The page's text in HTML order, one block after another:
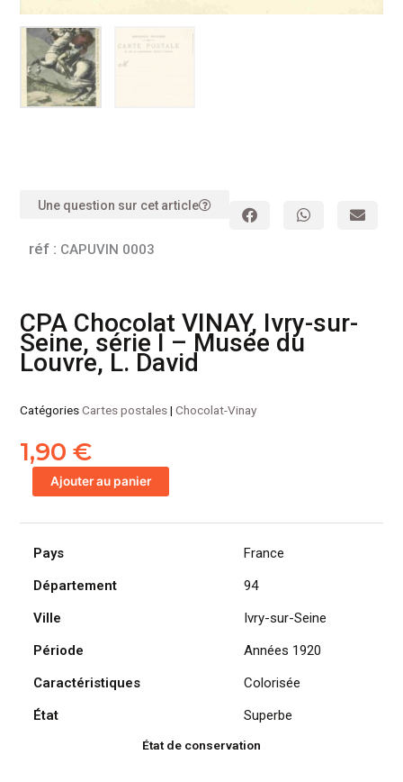
Une question sur cet article
réf : CAPUVIN 0003
CPA Chocolat VINAY, Ivry-sur-
Seine, série I – Musée du
Louvre, L. David
CatégoriesCartes postales|Chocolat-Vinay
1,90€
quantité
de
VINAY,
sur-
Seine,
Ajouter au panier
Pays
France
Département
94
Ville
Ivry-sur-Seine
Période
Années 1920
Caractéristiques
Colorisée
État
Superbe
État de conservation